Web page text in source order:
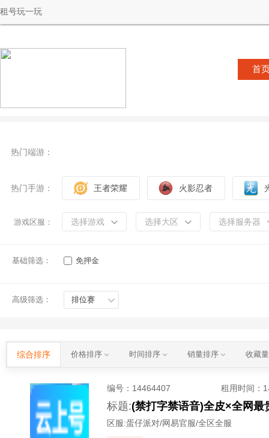
租号玩一玩
首
热门端游：
热门手游： 王者荣耀 火影忍者
游戏区服： 选择游戏 选择大区 选择服务器
基础筛选： 免押金
高级筛选： 排位赛
综合排序 价格排序 时间排序 销量排序 收藏
编号： 14464407 租用时间 ：
标题:
区服:蛋仔派对/网易官服/全区全服